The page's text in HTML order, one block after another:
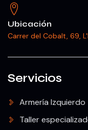
Ubicación
Carrer del Cobalt, 69,
Servicios
Armería Izquierdo
Taller